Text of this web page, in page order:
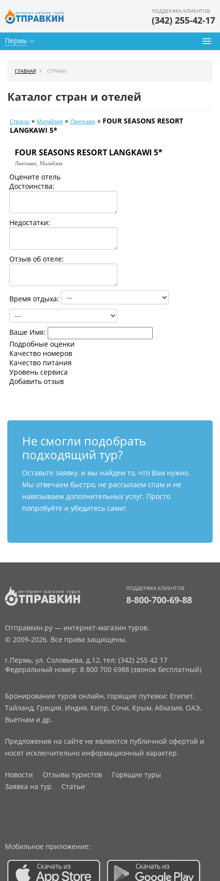
Пермь
ПОДДЕРЖКА КЛИЕНТОВ
(342) 255-42-17
Календарь туров
Страны
Как купить
Контакты
ГЛАВНАЯ СТРАНЫ
Каталог стран и отелей
Страны » Малайзия » Лангкави » FOUR SEASONS RESORT
LANGKAWI 5*
FOUR SEASONS RESORT LANGKAWI 5*
Лангкави, Малайзия
Оцените отель
Достоинства:
Недостатки:
Отзыв об отеле:
Время отдыха:
Ваше Имя:
Подробные оценки
Качество номеров
Качество питания
Уровень сервиса
Добавить отзыв
Не смогли подобрать
подходящий тур?
Оставьте заявку, и мы найдем то, что Вам нужно.
Мы отвечаем быстро, не рассылаем спам и не
навязываем дополнительных услуг. Просто
попробуйте и убедитесь сами!
ПОДДЕРЖКА КЛИЕНТОВ
8-800-700-69-88
Отправкин.ру — интернет-магазин туров.
© 2009-2026. Все права защищены.
г.Пермь, ул. Соловьева, д.12, тел: (342) 255 42 17
Федеральный номер: 8 800 700 6988 (звонок бесплатный)
Бронирование туров онлайн, горящие путевки: Египет,
Тайланд, Греция, Индия, Кипр, Сочи, Крым, Абхазия, ОАЭ,
Вьетнам и др.
Предложения на сайте не являются публичной офертой и
носят исключительно информационный характер.
Новости Отзывы туристов
Горящие туры
Заявка на тур
Статьи
Мобильное приложение: